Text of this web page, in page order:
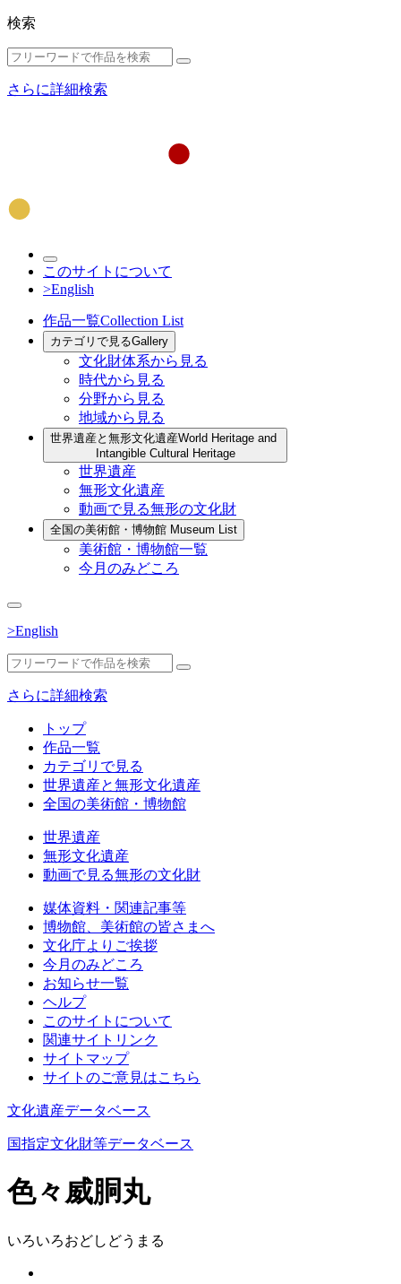
検索
さらに詳細検索
このサイトについて
>English
作品一覧Collection List
カテゴリで見るGallery
文化財体系から見る
時代から見る
分野から見る
地域から見る
世界遺産と無形文化遺産World Heritage and
Intangible Cultural Heritage
世界遺産
無形文化遺産
動画で見る無形の文化財
全国の美術館・博物館 Museum List
美術館・博物館一覧
今月のみどころ
>English
さらに詳細検索
トップ
作品一覧
カテゴリで見る
世界遺産と無形文化遺産
全国の美術館・博物館
世界遺産
無形文化遺産
動画で見る無形の文化財
媒体資料・関連記事等
博物館、美術館の皆さまへ
文化庁よりご挨拶
今月のみどころ
お知らせ一覧
ヘルプ
このサイトについて
関連サイトリンク
サイトマップ
サイトのご意見はこちら
文化遺産データベース
国指定文化財等データベース
色々威胴丸
いろいろおどしどうまる